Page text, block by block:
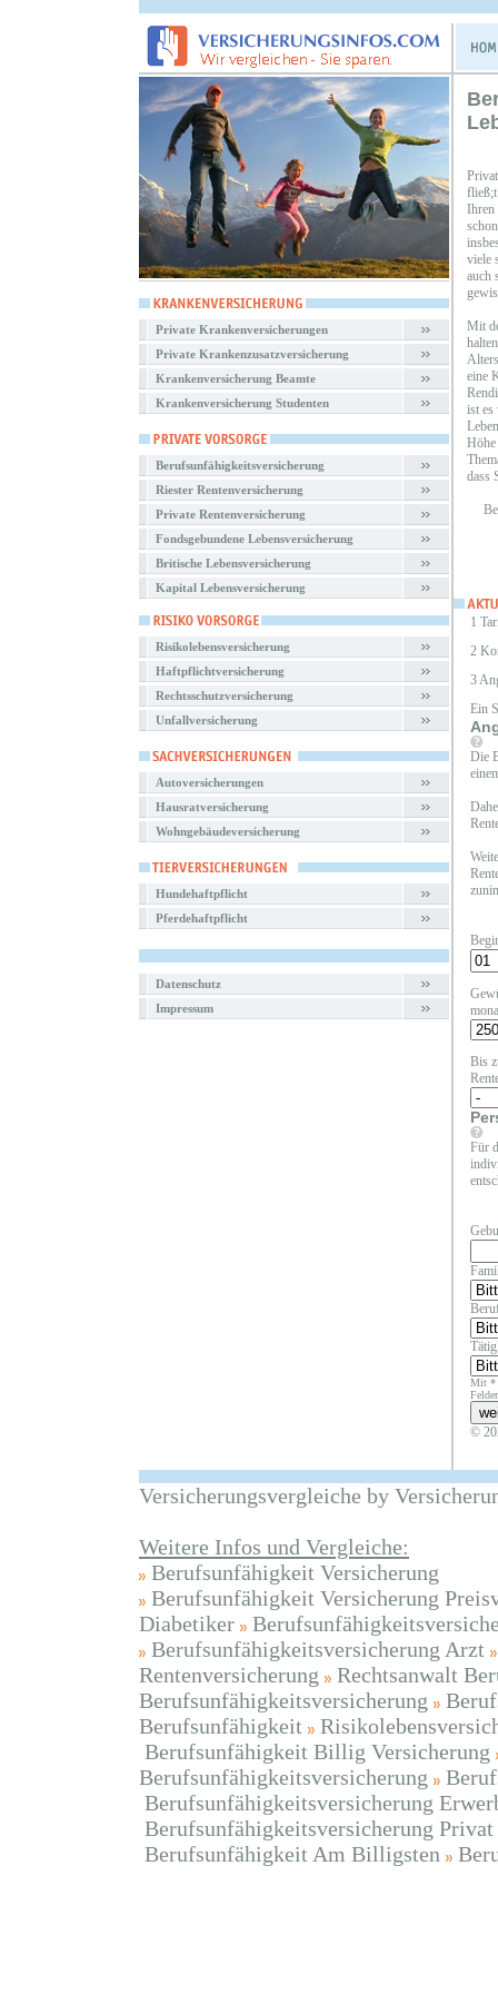
Private Krankenversicherungen
Private Krankenzusatzversicherung
Krankenversicherung Beamte
Krankenversicherung Studenten
Berufsunfähigkeitsversicherung
Riester Rentenversicherung
Private Rentenversicherung
Fondsgebundene Lebensversicherung
Britische Lebensversicherung
Kapital Lebensversicherung
Risikolebensversicherung
Haftpflichtversicherung
Rechtsschutzversicherung
Unfallversicherung
Autoversicherungen
Hausratversicherung
Wohngebäudeversicherung
Hundehaftpflicht
Pferdehaftpflicht
Datenschutz
Impressum
fließ;t
Ihren
viele
auch
Mit
eine
ist es
dass
1
2
3
Ein
Die
Bis
Für
Mit *
©
Versicherungsvergleiche by
Weitere Infos und Vergleiche:
Berufsunfähigkeit Versicherung
Berufsunfähigkeit Versicherung
Diabetiker
Berufsunfähigkeitsversicherung Arzt
Rentenversicherung
Rechtsanwalt
Berufsunfähigkeitsversicherung
Berufsunfähigkeit
Berufsunfähigkeit Billig Versicherung
Berufsunfähigkeitsversicherung
Berufsunfähigkeitsversicherung
Berufsunfähigkeitsversicherung Privat
Berufsunfähigkeit Am Billigsten